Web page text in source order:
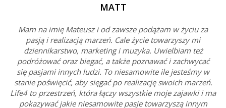
MATT
Mam na imię Mateusz i od zawsze podążam w życiu za
pasją i realizacją marzeń. Cale życie towarzyszy mi
dziennikarstwo, marketing i muzyka. Uwielbiam też
podróżować oraz biegać, a także poznawać i zachwycać
się pasjami innych ludzi. To niesamowite ile jesteśmy w
stanie poświęcić, aby sięgać po realizację swoich marzeń.
Life4 to przestrzeń, która łączy wszystkie moje zajawki i ma
pokazywać jakie niesamowite pasje towarzyszą innym